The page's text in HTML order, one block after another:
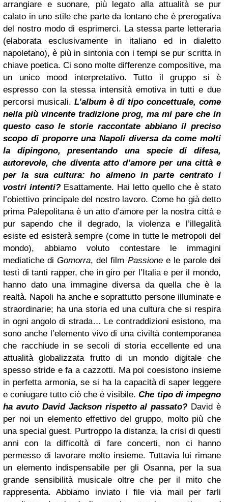
arrangiare e suonare, più legato alla attualità se pur
calato in uno stile che parte da lontano che è prerogativa
del nostro modo di esprimerci. La stessa parte letteraria
(elaborata esclusivamente in italiano ed in dialetto
napoletano), è più in sintonia con i tempi se pur scritta in
chiave poetica. Ci sono molte differenze compositive, ma
un unico mood interpretativo. Tutto il gruppo si è
espresso con la stessa intensità emotiva in tutti e due
percorsi musicali. L’album è di tipo concettuale, come
nella più vincente tradizione prog, ma mi pare che in
questo caso le storie raccontate abbiano il preciso
scopo di proporre una Napoli diversa da come molti
la dipingono, presentando una specie di difesa,
autorevole, che diventa atto d’amore per una città e
per la sua cultura: ho almeno in parte centrato i
vostri intenti? Esattamente. Hai letto quello che è stato
l’obiettivo principale del nostro lavoro. Come ho già detto
prima Palepolitana è un atto d’amore per la nostra città e
pur sapendo che il degrado, la violenza e l’illegalità
esiste ed esisterà sempre (come in tutte le metropoli del
mondo), abbiamo voluto contestare le immagini
mediatiche diGomorra, del film Passionee le parole dei
testi di tanti rapper, che in giro per l’Italia e per il mondo,
hanno dato una immagine diversa da quella che è la
realtà. Napoli ha anche e soprattutto persone illuminate e
straordinarie; ha una storia ed una cultura che si respira
in ogni angolo di strada… Le contraddizioni esistono, ma
sono anche l’elemento vivo di una civiltà contemporanea
che racchiude in se secoli di storia eccellente ed una
attualità globalizzata frutto di un mondo digitale che
spesso stride e fa a cazzotti. Ma poi coesistono insieme
in perfetta armonia, se si ha la capacità di saper leggere
e coniugare tutto ciò che è visibile.Che tipo di impegno
ha avuto David Jackson rispetto al passato? David è
per noi un elemento effettivo del gruppo, molto più che
una special guest. Purtroppo la distanza, la crisi di questi
anni con la difficoltà di fare concerti, non ci hanno
permesso di lavorare molto insieme. Tuttavia lui rimane
un elemento indispensabile per gli Osanna, per la sua
grande sensibilità musicale oltre che per il mito che
rappresenta. Abbiamo inviato i file via mail per farli